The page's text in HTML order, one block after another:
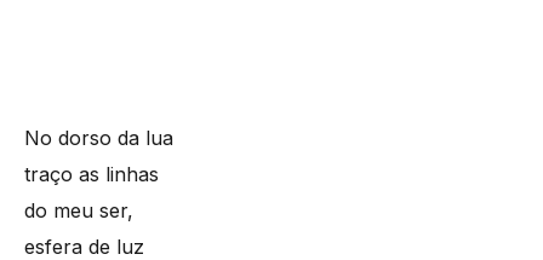
No dorso da lua
traço as linhas
do meu ser,
esfera de luz